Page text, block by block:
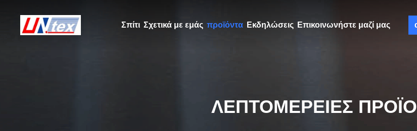
Σπίτι Σχετικά με εμάς προϊόντα Εκδηλώσεις Επικοινωνήστε μαζί μας
ΛΕΠΤΟΜΈΡΕΙΕΣ